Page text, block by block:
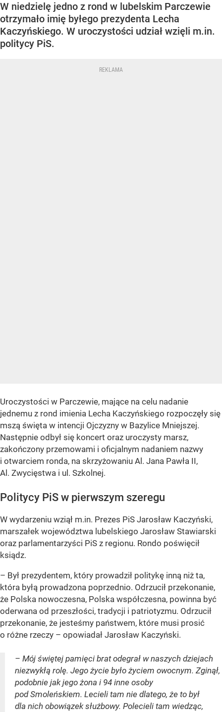
W niedzielę jedno z rond w lubelskim Parczewie
otrzymało imię byłego prezydenta Lecha
Kaczyńskiego. W uroczystości udział wzięli m.in.
politycy PiS.
Uroczystości w Parczewie, mające na celu nadanie
jednemu z rond imienia Lecha Kaczyńskiego rozpoczęły się
mszą święta w intencji Ojczyzny w Bazylice Mniejszej.
Następnie odbył się koncert oraz uroczysty marsz,
zakończony przemowami i oficjalnym nadaniem nazwy
i otwarciem ronda, na skrzyżowaniu Al. Jana Pawła II,
Al. Zwycięstwa i ul. Szkolnej.
Politycy PiS w pierwszym szeregu
W wydarzeniu wziął m.in. Prezes PiS Jarosław Kaczyński,
marszałek województwa lubelskiego Jarosław Stawiarski
oraz parlamentarzyści PiS z regionu. Rondo poświęcił
ksiądz.
– Był prezydentem, który prowadził politykę inną niż ta,
która byłą prowadzona poprzednio. Odrzucił przekonanie,
że Polska nowoczesna, Polska współczesna, powinna być
oderwana od przeszłości, tradycji i patriotyzmu. Odrzucił
przekonanie, że jesteśmy państwem, które musi prosić
o różne rzeczy – opowiadał Jarosław Kaczyński.
– Mój świętej pamięci brat odegrał w naszych dziejach
niezwykłą rolę. Jego życie było życiem owocnym. Zginął,
podobnie jak jego żona i 94 inne osoby
pod Smoleńskiem. Lecieli tam nie dlatego, że to był
dla nich obowiązek służbowy. Polecieli tam wiedząc,